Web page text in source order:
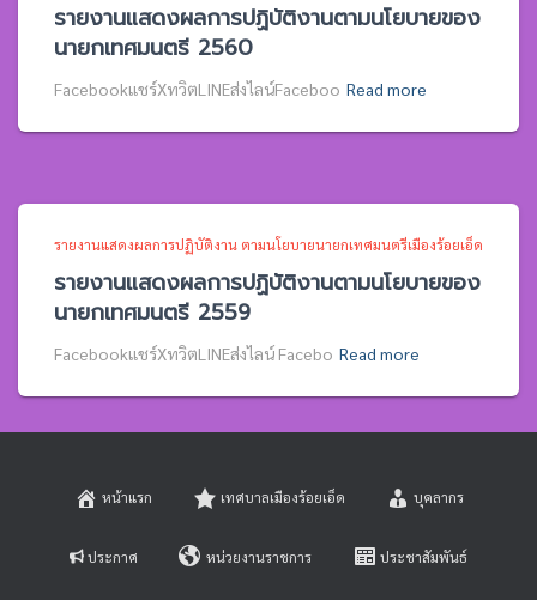
รายงานแสดงผลการปฏิบัติงานตามนโยบายของ
นายกเทศมนตรี 2560
Facebookแชร์XทวิตLINEส่งไลน์Faceboo Read more
รายงานแสดงผลการปฏิบัติงาน ตามนโยบายนายกเทศมนตรีเมืองร้อยเอ็ด
รายงานแสดงผลการปฏิบัติงานตามนโยบายของ
นายกเทศมนตรี 2559
Facebookแชร์XทวิตLINEส่งไลน์ Facebo Read more
หน้าแรก เทศบาลเมืองร้อยเอ็ด บุคลากร
ประกาศ หน่วยงานราชการ ประชาสัมพันธ์